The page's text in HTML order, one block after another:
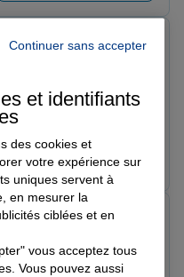
à l'écoute,
bien expliqués de A à
failles! Je
Voir l'agence
Continuer sans accepter
et identifiants
des cookies et
votre expérience sur
uniques servent à
en mesurer la
ciblées et en
vous acceptez tous
Vous pouvez aussi